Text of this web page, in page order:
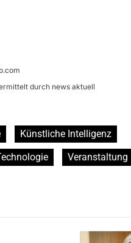
durch news aktuell
Künstliche Intelligenz
Veranstaltung